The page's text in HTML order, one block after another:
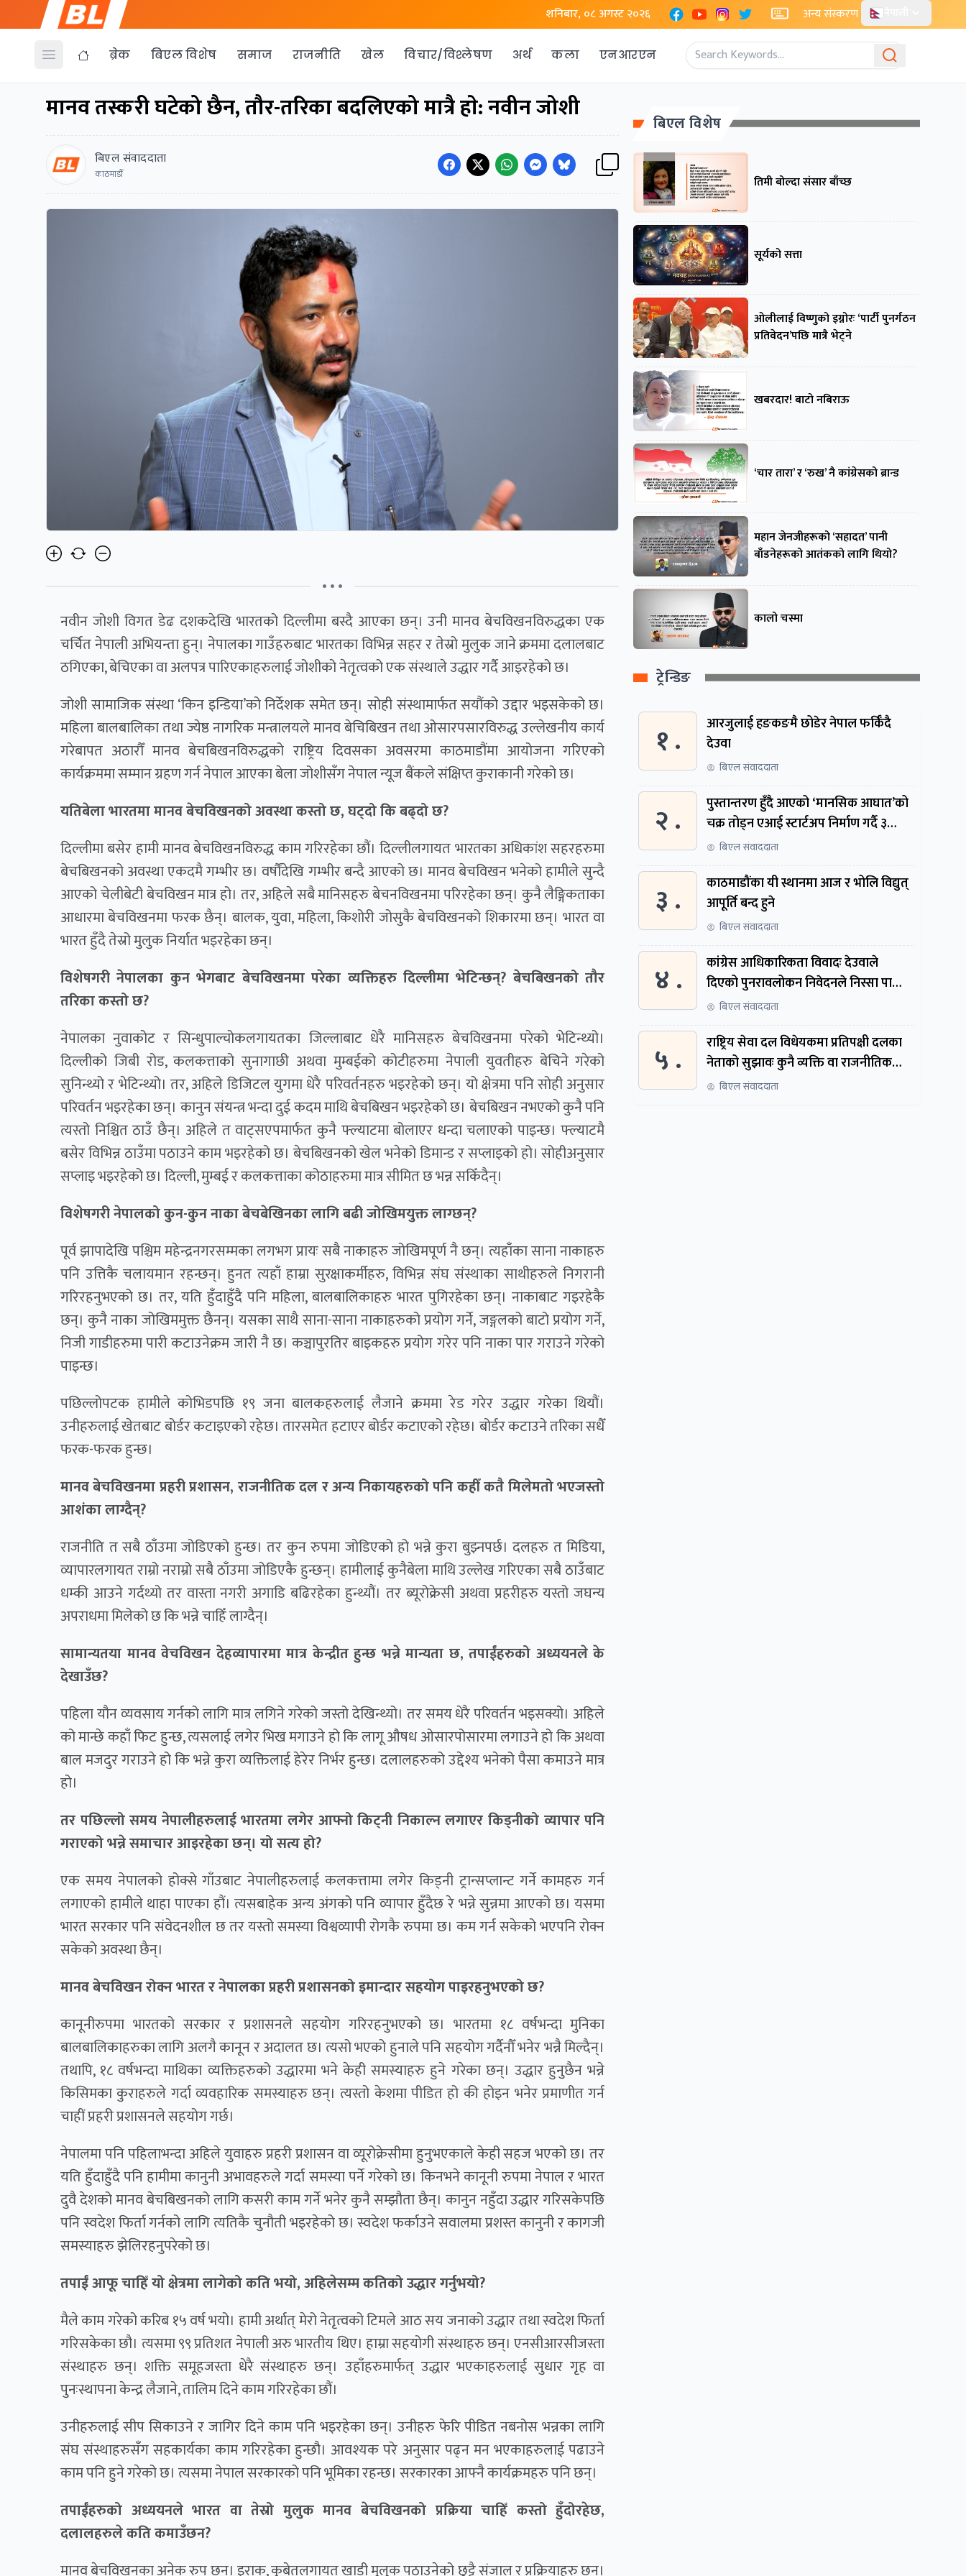
शनिबार, ०८ अगस्ट २०२६ FacebookYouTubeInstagram
X अन्य संस्करण
Open menu ब्रेक बिएल विशेष समाज राजनीति खेल विचार/विश्लेषण अर्थ कला एनआरएन
मानव तस्करी घटेको छैन, तौर-तरिका बदलिएको मात्रै हाे: नवीन जोशी
बिएल संवाददाता
काठमाडाैँ
• • •
नवीन जोशी विगत डेढ दशकदेखि भारतको दिल्लीमा बस्दै आएका छन्। उनी मानव बेचविखनविरुद्धका एक
चर्चित नेपाली अभियन्ता हुन्। नेपालका गाउँहरुबाट भारतका विभिन्न सहर र तेस्रो मुलुक जाने क्रममा दलालबाट
ठगिएका, बेचिएका वा अलपत्र पारिएकाहरुलाई जोशीको नेतृत्वको एक संस्थाले उद्धार गर्दै आइरहेको छ।
जोशी सामाजिक संस्था ‘किन इन्डिया’को निर्देशक समेत छन्। सोही संस्थामार्फत सयौंको उद्दार भइसकेको छ।
महिला बालबालिका तथा ज्येष्ठ नागरिक मन्त्रालयले मानव बेचिबिखन तथा ओसारपसारविरुद्ध उल्लेखनीय कार्य
गरेबापत अठारौँ मानव बेचबिखनविरुद्धको राष्ट्रिय दिवसका अवसरमा काठमाडौंमा आयोजना गरिएको
कार्यक्रममा सम्मान ग्रहण गर्न नेपाल आएका बेला जोशीसँग नेपाल न्यूज बैंकले संक्षिप्त कुराकानी गरेको छ।
यतिबेला भारतमा मानव बेचविखनको अवस्था कस्तो छ, घट्दो कि बढ्दो छ?
दिल्लीमा बसेर हामी मानव बेचविखनविरुद्ध काम गरिरहेका छौं। दिल्लीलगायत भारतका अधिकांश सहरहरुमा
बेचबिखनको अवस्था एकदमै गम्भीर छ। वर्षौंदेखि गम्भीर बन्दै आएको छ। मानव बेचविखन भनेको हामीले सुन्दै
आएको चेलीबेटी बेचविखन मात्र हो। तर, अहिले सबै मानिसहरु बेचनविखनमा परिरहेका छन्। कुनै लैङ्गिकताका
आधारमा बेचविखनमा फरक छैन्। बालक, युवा, महिला, किशोरी जोसुकै बेचविखनको शिकारमा छन्। भारत वा
भारत हुँदै तेस्रो मुलुक निर्यात भइरहेका छन्।
विशेषगरी नेपालका कुन भेगबाट बेचविखनमा परेका व्यक्तिहरु दिल्लीमा भेटिन्छन्? बेचबिखनको तौर
तरिका कस्तो छ?
नेपालका नुवाकोट र सिन्धुपाल्चोकलगायतका जिल्लाबाट धेरै मानिसहरु बेचविखनमा परेको भेटिन्थ्यो।
दिल्लीको जिबी रोड, कलकत्ताको सुनागाछी अथवा मुम्बईको कोटीहरुमा नेपाली युवतीहरु बेचिने गरेको
सुनिन्थ्यो र भेटिन्थ्यो। तर, अहिले डिजिटल युगमा धेरै परिवर्तनहरु भइरहेको छन्। यो क्षेत्रमा पनि सोही अनुसार
परिवर्तन भइरहेका छन्। कानुन संयन्त्र भन्दा दुई कदम माथि बेचबिखन भइरहेको छ। बेचबिखन नभएको कुनै पनि
त्यस्तो निश्चित ठाउँ छैन्। अहिले त वाट्सएपमार्फत कुनै फ्ल्याटमा बोलाएर धन्दा चलाएको पाइन्छ। फ्ल्याटमै
बसेर विभिन्न ठाउँमा पठाउने काम भइरहेको छ। बेचबिखनको खेल भनेको डिमान्ड र सप्लाइको हो। सोहीअनुसार
सप्लाइ भइरहेको छ। दिल्ली, मुम्बई र कलकत्ताका कोठाहरुमा मात्र सीमित छ भन्न सकिँदैन्।
विशेषगरी नेपालको कुन-कुन नाका बेचबेखिनका लागि बढी जोखिमयुक्त लाग्छन्?
पूर्व झापादेखि पश्चिम महेन्द्रनगरसम्मका लगभग प्रायः सबै नाकाहरु जोखिमपूर्ण नै छन्। त्यहाँका साना नाकाहरु
पनि उत्तिकै चलायमान रहन्छन्। हुनत त्यहाँ हाम्रा सुरक्षाकर्मीहरु, विभिन्न संघ संस्थाका साथीहरुले निगरानी
गरिरहनुभएको छ। तर, यति हुँदाहुँदै पनि महिला, बालबालिकाहरु भारत पुगिरहेका छन्। नाकाबाट गइरहेकै
छन्। कुनै नाका जोखिममुक्त छैनन्। यसका साथै साना-साना नाकाहरुको प्रयोग गर्ने, जङ्गलको बाटो प्रयोग गर्ने,
निजी गाडीहरुमा पारी कटाउनेक्रम जारी नै छ। कञ्चापुरतिर बाइकहरु प्रयोग गरेर पनि नाका पार गराउने गरेको
पाइन्छ।
पछिल्लोपटक हामीले कोभिडपछि १९ जना बालकहरुलाई लैजाने क्रममा रेड गरेर उद्धार गरेका थियौं।
उनीहरुलाई खेतबाट बोर्डर कटाइएको रहेछ। तारसमेत हटाएर बोर्डर कटाएको रहेछ। बोर्डर कटाउने तरिका सधैँ
फरक-फरक हुन्छ।
मानव बेचविखनमा प्रहरी प्रशासन, राजनीतिक दल र अन्य निकायहरुको पनि कहीँ कतै मिलेमतो भएजस्तो
आशंका लाग्दैन्?
राजनीति त सबै ठाँउमा जोडिएको हुन्छ। तर कुन रुपमा जोडिएको हो भन्ने कुरा बुझ्नपर्छ। दलहरु त मिडिया,
व्यापारलगायत राम्रो नराम्रो सबै ठाँउमा जोडिएकै हुन्छन्। हामीलाई कुनैबेला माथि उल्लेख गरिएका सबै ठाउँबाट
धम्की आउने गर्दथ्यो तर वास्ता नगरी अगाडि बढिरहेका हुन्थ्यौं। तर ब्यूरोक्रेसी अथवा प्रहरीहरु यस्तो जघन्य
अपराधमा मिलेको छ कि भन्ने चाहिँ लाग्दैन्।
सामान्यतया मानव वेचविखन देहव्यापारमा मात्र केन्द्रीत हुन्छ भन्ने मान्यता छ, तपाईंहरुको अध्ययनले के
देखाउँछ?
पहिला यौन व्यवसाय गर्नको लागि मात्र लगिने गरेको जस्तो देखिन्थ्यो। तर समय धेरै परिवर्तन भइसक्यो। अहिले
को मान्छे कहाँ फिट हुन्छ, त्यसलाई लगेर भिख मगाउने हो कि लागू औषध ओसारपोसारमा लगाउने हो कि अथवा
बाल मजदुर गराउने हो कि भन्ने कुरा व्यक्तिलाई हेरेर निर्भर हुन्छ। दलालहरुको उद्देश्य भनेको पैसा कमाउने मात्र
हो।
तर पछिल्लो समय नेपालीहरुलाई भारतमा लगेर आफ्नो किट्नी निकाल्न लगाएर किड्नीको व्यापार पनि
गराएको भन्ने समाचार आइरहेका छन्। यो सत्य हो?
एक समय नेपालको होक्से गाँउबाट नेपालीहरुलाई कलकत्तामा लगेर किड्नी ट्रान्सप्लान्ट गर्ने कामहरु गर्न
लगाएको हामीले थाहा पाएका हौं। त्यसबाहेक अन्य अंगको पनि व्यापार हुँदैछ रे भन्ने सुन्नमा आएको छ। यसमा
भारत सरकार पनि संवेदनशील छ तर यस्तो समस्या विश्वव्यापी रोगकै रुपमा छ। कम गर्न सकेको भएपनि रोक्न
सकेको अवस्था छैन्।
मानव बेचविखन रोक्न भारत र नेपालका प्रहरी प्रशासनको इमान्दार सहयोग पाइरहनुभएको छ?
कानूनीरुपमा भारतको सरकार र प्रशासनले सहयोग गरिरहनुभएको छ। भारतमा १८ वर्षभन्दा मुनिका
बालबालिकाहरुका लागि अलगै कानून र अदालत छ। त्यसो भएको हुनाले पनि सहयोग गर्दैनौँ भनेर भन्नै मिल्दैन्।
तथापि, १८ वर्षभन्दा माथिका व्यक्तिहरुको उद्धारमा भने केही समस्याहरु हुने गरेका छन्। उद्धार हुनुछैन भन्ने
किसिमका कुराहरुले गर्दा व्यवहारिक समस्याहरु छन्। त्यस्तो केशमा पीडित हो की होइन भनेर प्रमाणीत गर्न
चाहीं प्रहरी प्रशासनले सहयोग गर्छ।
नेपालमा पनि पहिलाभन्दा अहिले युवाहरु प्रहरी प्रशासन वा व्यूरोक्रेसीमा हुनुभएकाले केही सहज भएको छ। तर
यति हुँदाहुँदै पनि हामीमा कानुनी अभावहरुले गर्दा समस्या पर्ने गरेको छ। किनभने कानूनी रुपमा नेपाल र भारत
दुवै देशको मानव बेचबिखनको लागि कसरी काम गर्ने भनेर कुनै सम्झौता छैन्। कानुन नहुँदा उद्धार गरिसकेपछि
पनि स्वदेश फिर्ता गर्नको लागि त्यतिकै चुनौती भइरहेको छ। स्वदेश फर्काउने सवालमा प्रशस्त कानुनी र कागजी
समस्याहरु झेलिरहनुपरेको छ।
तपाईं आफू चाहिँ यो क्षेत्रमा लागेको कति भयो, अहिलेसम्म कतिको उद्धार गर्नुभयो?
मैले काम गरेको करिब १५ वर्ष भयो। हामी अर्थात् मेरो नेतृत्वको टिमले आठ सय जनाको उद्धार तथा स्वदेश फिर्ता
गरिसकेका छौ। त्यसमा ९९ प्रतिशत नेपाली अरु भारतीय थिए। हाम्रा सहयोगी संस्थाहरु छन्। एनसीआरसीजस्ता
संस्थाहरु छन्। शक्ति समूहजस्ता धेरै संस्थाहरु छन्। उहाँहरुमार्फत् उद्धार भएकाहरुलाई सुधार गृह वा
पुनःस्थापना केन्द्र लैजाने, तालिम दिने काम गरिरहेका छौं।
उनीहरुलाई सीप सिकाउने र जागिर दिने काम पनि भइरहेका छन्। उनीहरु फेरि पीडित नबनोस भन्नका लागि
संघ संस्थाहरुसँग सहकार्यका काम गरिरहेका हुन्छौ। आवश्यक परे अनुसार पढ्न मन भएकाहरुलाई पढाउने
काम पनि हुने गरेको छ। त्यसमा नेपाल सरकारको पनि भूमिका रहन्छ। सरकारका आफ्नै कार्यक्रमहरु पनि छन्।
तपाईंहरुको अध्ययनले भारत वा तेस्रो मुलुक मानव बेचविखनको प्रक्रिया चाहिँ कस्तो हुँदोरहेछ,
दलालहरुले कति कमाउँछन?
बिएल विशेष
तिमी बोल्दा संसार बाँच्छ
सूर्यको सत्ता
ओलीलाई विष्णुको इग्नोरः ‘पार्टी पुनर्गठन
प्रतिवेदन’पछि मात्रै भेट्ने
खबरदार! बाटो नबिराऊ
‘चार तारा’ र ‘रुख’ नै कांग्रेसको ब्रान्ड
महान जेनजीहरूको ‘सहादत’ पानी
बाँडनेहरूको आतंकको लागि थियो?
कालो चस्मा
ट्रेन्डिङ
१ .
आरजुलाई हङकङमै छोडेर नेपाल फर्किँदै
देउवा
बिएल संवाददाता
२ .
पुस्तान्तरण हुँदै आएको ‘मानसिक आघात’को
चक्र तोड्न एआई स्टार्टअप निर्माण गर्दै ३
नेपाली
बिएल संवाददाता
३ .
काठमाडौंका यी स्थानमा आज र भोलि विद्युत्
आपूर्ति बन्द हुने
बिएल संवाददाता
४ .
कांग्रेस आधिकारिकता विवादः देउवाले
दिएको पुनरावलोकन निवेदनले निस्सा पायो,
फेरि सुरुदेखि सुनुवाइ हुने
बिएल संवाददाता
५ .
राष्ट्रिय सेवा दल विधेयकमा प्रतिपक्षी दलका
नेताको सुझावः कुनै व्यक्ति वा राजनीतिक
नेतृत्वबाट निर्देशित हुने संस्था नबनोस्
बिएल संवाददाता